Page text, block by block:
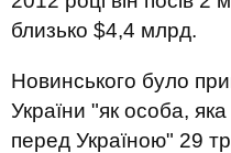
близько $4,4 млрд.
Новинського було
України "як особа,
перед Україною" 29